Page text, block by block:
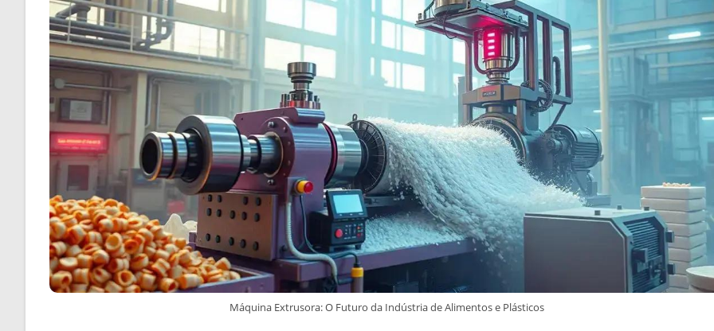
Máquina Extrusora: O Futuro da Indústria de Alimentos e Plásticos